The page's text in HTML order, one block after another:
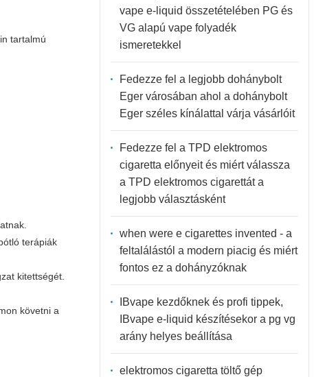
tartalmú
terápiák
kitettségét.
követni a
vape e-liquid összetételében PG és
VG alapú vape folyadék
ismeretekkel
Fedezze fel a legjobb dohánybolt
Eger városában ahol a dohánybolt
Eger széles kínálattal várja vásárlóit
Fedezze fel a TPD elektromos
cigaretta előnyeit és miért válassza
a TPD elektromos cigarettát a
legjobb választásként
when were e cigarettes invented - a
feltalálástól a modern piacig és miért
fontos ez a dohányzóknak
IBvape kezdőknek és profi tippek,
IBvape e-liquid készítésekor a pg vg
arány helyes beállítása
elektromos cigaretta töltő gép